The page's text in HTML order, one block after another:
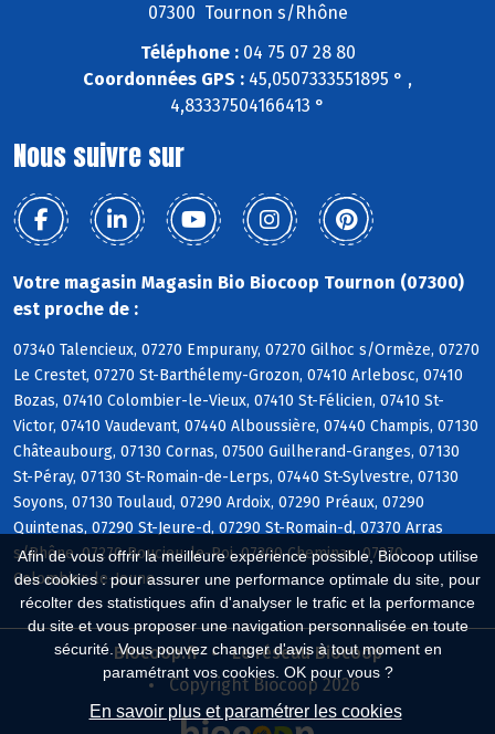
Afin de vous offrir la meilleure expérience possible, Biocoop utilise
des cookies : pour assurer une performance optimale du site, pour
récolter des statistiques afin d'analyser le trafic et la performance
du site et vous proposer une navigation personnalisée en toute
sécurité. Vous pouvez changer d'avis à tout moment en
paramétrant vos cookies. OK pour vous ?
En savoir plus et paramétrer les cookies
07300 Tournon s/Rhône
Téléphone :04 75 07 28 80
Coordonnées GPS : 45,0507333551895 ° ,
4,83337504166413 °
Nous suivre sur
Votre magasin Magasin Bio Biocoop Tournon (07300)
est proche de :
07340 Talencieux, 07270 Empurany, 07270 Gilhoc s/Ormèze, 07270
Le Crestet, 07270 St-Barthélemy-Grozon, 07410 Arlebosc, 07410
Bozas, 07410 Colombier-le-Vieux, 07410 St-Félicien, 07410 St-
Victor, 07410 Vaudevant, 07440 Alboussière, 07440 Champis, 07130
Châteaubourg, 07130 Cornas, 07500 Guilherand-Granges, 07130
St-Péray, 07130 St-Romain-de-Lerps, 07440 St-Sylvestre, 07130
Soyons, 07130 Toulaud, 07290 Ardoix, 07290 Préaux, 07290
Quintenas, 07290 St-Jeure-d, 07290 St-Romain-d, 07370 Arras
s/Rhône, 07270 Boucieu-le-Roi, 07300 Cheminas, 07270
Colombier-le-Jeune
Biocoop.fr
Le réseau Biocoop
Copyright Biocoop 2026